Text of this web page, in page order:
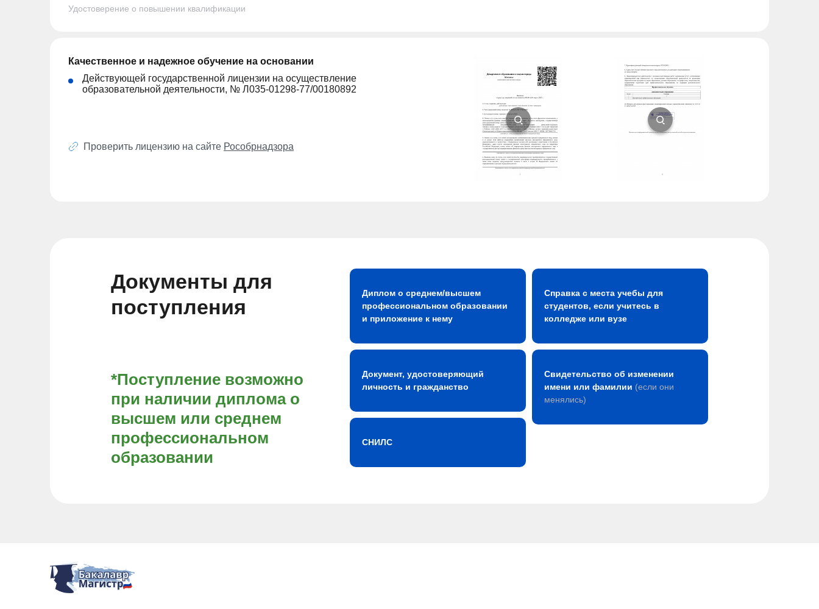
Удостоверение о повышении квалификации
Качественное и надежное обучение на основании
Действующей государственной лицензии на осуществление
образовательной деятельности, № Л035-01298-77/00180892
Проверить лицензию на сайте Рособрнадзора
Документы для
поступления
*Поступление возможно
при наличии диплома о
высшем или среднем
профессиональном
образовании
Диплом о среднем/высшем
профессиональном образовании
и приложение к нему
Документ, удостоверяющий
личность и гражданство
СНИЛС
Справка с места учебы для
студентов, если учитесь в
колледже или вузе
Свидетельство об изменении
имени или фамилии (если они
менялись)